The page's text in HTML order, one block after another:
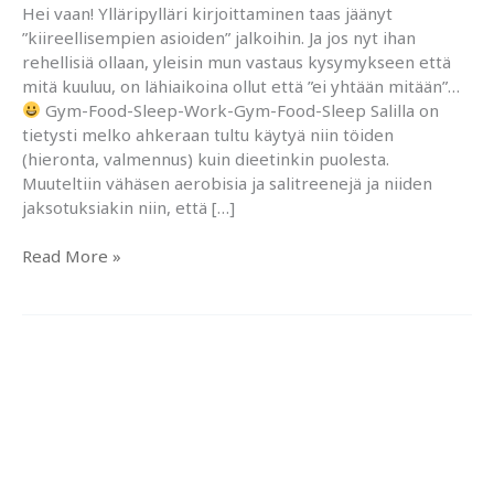
Hei vaan! Ylläripylläri kirjoittaminen taas jäänyt
”kiireellisempien asioiden” jalkoihin. Ja jos nyt ihan
rehellisiä ollaan, yleisin mun vastaus kysymykseen että
mitä kuuluu, on lähiaikoina ollut että ”ei yhtään mitään”…
Gym-Food-Sleep-Work-Gym-Food-Sleep Salilla on
tietysti melko ahkeraan tultu käytyä niin töiden
(hieronta, valmennus) kuin dieetinkin puolesta.
Muuteltiin vähäsen aerobisia ja salitreenejä ja niiden
jaksotuksiakin niin, että […]
Dieettikuulumisia
Read More »